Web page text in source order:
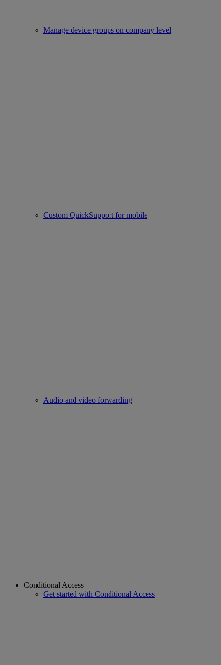
Manage device groups on company level
Custom QuickSupport for mobile
Audio and video forwarding
Conditional Access
Get started with Conditional Access